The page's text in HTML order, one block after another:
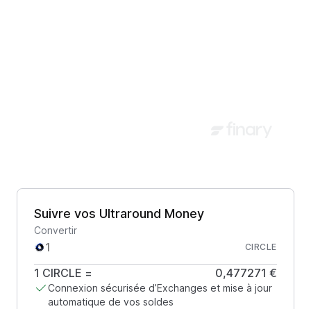
Suivre vos Ultraround Money
Convertir
CIRCLE
1 CIRCLE = 0,477271 €
Connexion sécurisée d’Exchanges et mise à jour
automatique de vos soldes